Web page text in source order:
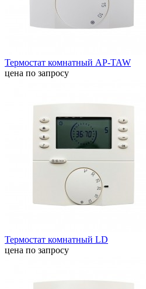
Термостат комнатный AP-TAW
цена по запросу
Термостат комнатный LD
цена по запросу